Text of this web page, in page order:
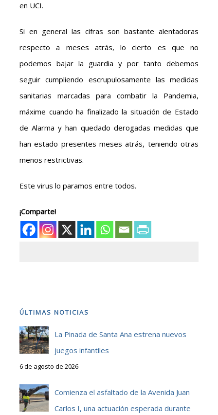
en UCI.
Si en general las cifras son bastante alentadoras
respecto a meses atrás, lo cierto es que no
podemos bajar la guardia y por tanto debemos
seguir cumpliendo escrupulosamente las medidas
sanitarias marcadas para combatir la Pandemia,
máxime cuando ha finalizado la situación de Estado
de Alarma y han quedado derogadas medidas que
han estado presentes meses atrás, teniendo otras
menos restrictivas.
Este virus lo paramos entre todos.
¡Comparte!
ÚLTIMAS NOTICIAS
La Pinada de Santa Ana estrena nuevos
juegos infantiles
6 de agosto de 2026
Comienza el asfaltado de la Avenida Juan
Carlos I, una actuación esperada durante